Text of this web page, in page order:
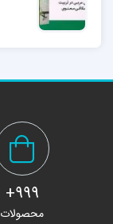
999+
محصولات